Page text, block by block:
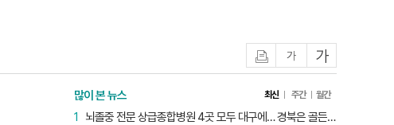
글자작게글자크게
많이 본 뉴스 최신 주간 월간
뇌졸중 전문 상급종합병원 4곳 모두 대구에… 경북은 골든타임 사각지대
1